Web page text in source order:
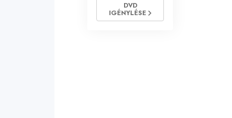
DVD
IGÉNYLÉSE